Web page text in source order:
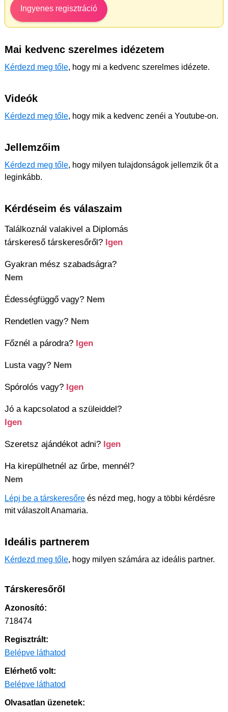
Ingyenes regisztráció
Mai kedvenc szerelmes idézetem
Kérdezd meg tőle, hogy mi a kedvenc szerelmes idézete.
Videók
Kérdezd meg tőle, hogy mik a kedvenc zenéi a Youtube-on.
Jellemzőim
Kérdezd meg tőle, hogy milyen tulajdonságok jellemzik őt a
leginkább.
Kérdéseim és válaszaim
Találkoznál valakivel a Diplomás
társkereső társkeresőről? Igen
Gyakran mész szabadságra?
Nem
Édességfüggő vagy? Nem
Rendetlen vagy? Nem
Főznél a párodra? Igen
Lusta vagy? Nem
Spórolós vagy? Igen
Jó a kapcsolatod a szüleiddel?
Igen
Szeretsz ajándékot adni? Igen
Ha kirepülhetnél az űrbe, mennél?
Nem
Lépj be a társkeresőre és nézd meg, hogy a többi kérdésre
mit válaszolt Anamaria.
Ideális partnerem
Kérdezd meg tőle, hogy milyen számára az ideális partner.
Társkeresőről
Azonosító:
718474
Regisztrált:
Belépve láthatod
Elérhető volt:
Belépve láthatod
Olvasatlan üzenetek: